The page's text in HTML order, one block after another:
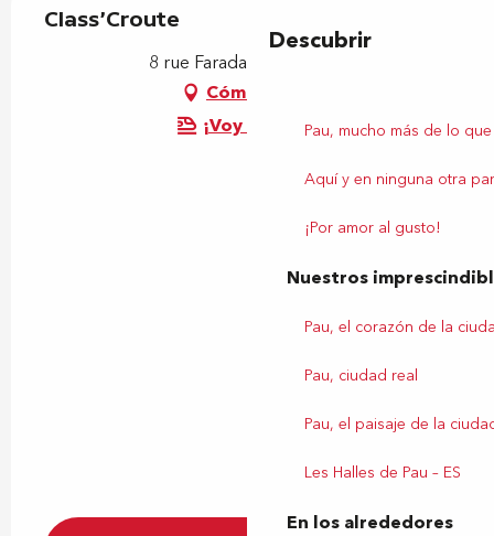
Descubrir
Pau, mucho más de lo
Aquí y en ninguna otra
¡Por amor al gusto!
Nuestros
Pau, el corazón de la
Pau, ciudad real
Pau, el paisaje de la
Les Halles de Pau – ES
En los alrededores
Class'Croute
8 rue Faraday, 64000 Pau
Cómo llegar
¡Voy en tren!